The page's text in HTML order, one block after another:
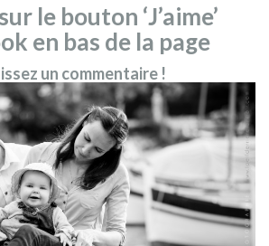
le bouton ‘J’aime’
en bas de la page
un commentaire !